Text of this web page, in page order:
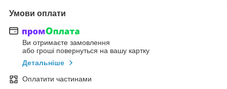
Умови оплати
Ви отримаєте замовлення
або гроші повернуться на вашу картку
Детальніше
Оплатити частинами